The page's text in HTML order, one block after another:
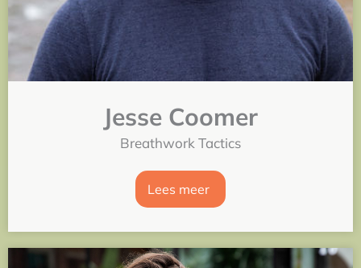
Jesse Coomer
Breathwork Tactics
Lees meer